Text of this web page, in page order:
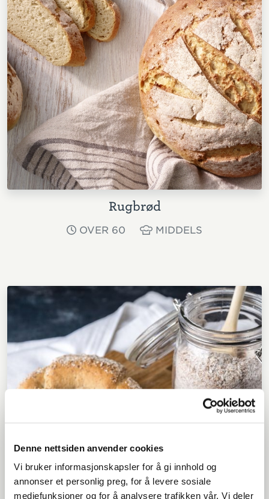
Denne nettsiden anvender cookies
Vi bruker informasjonskapsler for å gi innhold og
annonser et personlig preg, for å levere sosiale
mediefunksjoner og for å analysere trafikken vår. Vi deler
Rugbrød
OVER 60 MIDDELS